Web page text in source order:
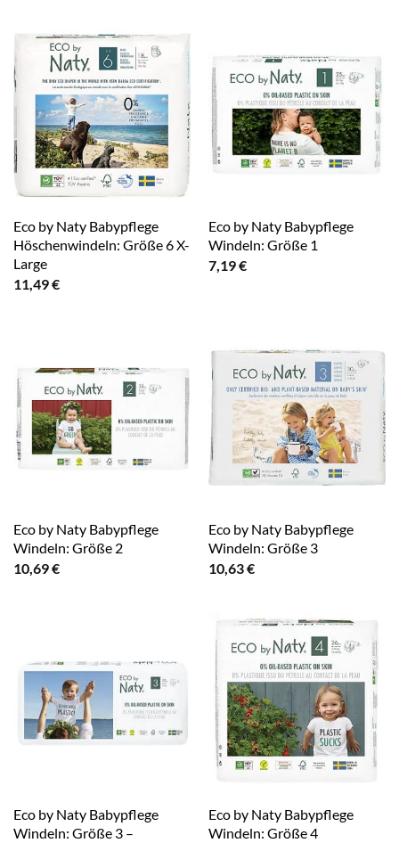
Eco by Naty Babypflege
Höschenwindeln: Größe 6 X-
Large
11,49€
Eco by Naty Babypflege
Windeln: Größe 1
7,19€
Eco by Naty Babypflege
Windeln: Größe 2
10,69€
Eco by Naty Babypflege
Windeln: Größe 3
10,63€
Eco by Naty Babypflege
Windeln: Größe 3 –
Eco by Naty Babypflege
Windeln: Größe 4